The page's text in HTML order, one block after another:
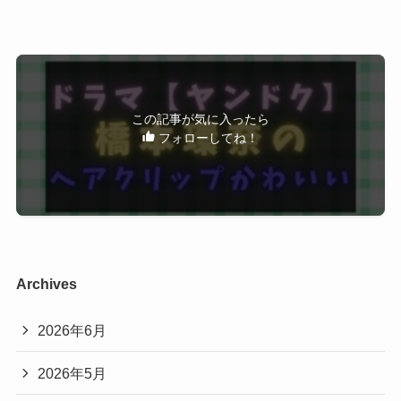
現時点では、ドラマ公式からブランドの発表はあ
りません。
ただし、見た目の特徴から、
シンプルデザイン
落ち着いたカラー
ります。
の、似た雰囲気のアイテムで再現することは可能
です。
グレー グリーン ブルー
楽天市場で見る
Yahoo!ショッピングで見る
れやすく、複数色で揃えるのもおすすめです。
この記事が気に入ったら
フォローしてね！
Archives
2026年6月
2026年5月